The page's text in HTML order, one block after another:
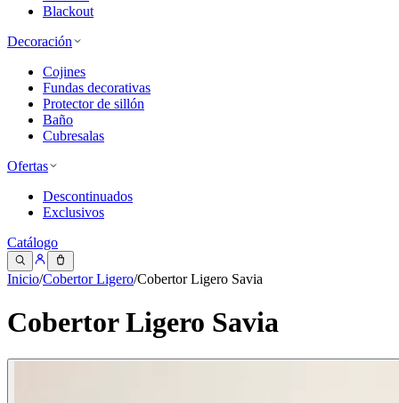
Blackout
Decoración
Cojines
Fundas decorativas
Protector de sillón
Baño
Cubresalas
Ofertas
Descontinuados
Exclusivos
Catálogo
Inicio/Cobertor Ligero/Cobertor Ligero Savia
Cobertor Ligero Savia